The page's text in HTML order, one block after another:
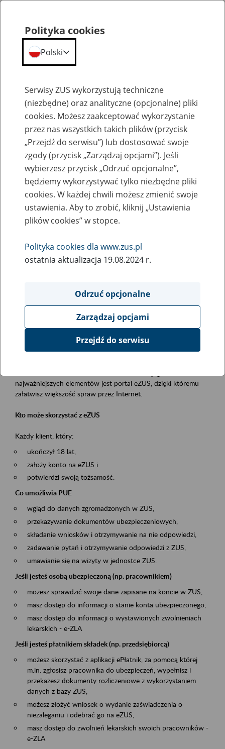
Szkolenia
Zaproś ZUS do siebie - zakładanie profili
eZUS w siedzibie Twojej firmy
Rodzaj wydarzenia
Szkolenia
Obszar merytoryczny
obsługa klientów
Opis wydarzenia
Platforma Usług Elektronicznych ZUS eZUS
najważniejszych elementów jest portal eZUS, dzięki któremu
załatwisz większość spraw przez Internet.
Kto może skorzystać z eZUS
Każdy klient, który:
ukończył 18 lat,
założy konto na eZUS i
potwierdzi swoją tożsamość.
Co umożliwia PUE
wgląd do danych zgromadzonych w ZUS,
przekazywanie dokumentów ubezpieczeniowych,
składanie wniosków i otrzymywanie na nie odpowiedzi,
zadawanie pytań i otrzymywanie odpowiedzi z ZUS,
umawianie się na wizyty w jednostce ZUS.
Jeśli jesteś osobą ubezpieczoną (np. pracownikiem)
możesz sprawdzić swoje dane zapisane na koncie w ZUS,
masz dostęp do informacji o stanie konta ubezpieczonego,
masz dostęp do informacji o wystawionych zwolnieniach
lekarskich - e-ZLA
Jeśli jesteś płatnikiem składek (np. przedsiębiorcą)
możesz skorzystać z aplikacji ePłatnik, za pomocą której
m.in. zgłosisz pracownika do ubezpieczeń, wypełnisz i
przekażesz dokumenty rozliczeniowe z wykorzystaniem
danych z bazy ZUS,
możesz złożyć wniosek o wydanie zaświadczenia o
niezaleganiu i odebrać go na eZUS,
masz dostęp do zwolnień lekarskich swoich pracowników -
e-ZLA
Polityka cookies
Polski
Serwisy ZUS wykorzystują techniczne
(niezbędne) oraz analityczne (opcjonalne) pliki
cookies. Możesz zaakceptować wykorzystanie
przez nas wszystkich takich plików (przycisk
„Przejdź do serwisu”) lub dostosować swoje
zgody (przycisk „Zarządzaj opcjami”). Jeśli
wybierzesz przycisk „Odrzuć opcjonalne”,
będziemy wykorzystywać tylko niezbędne pliki
cookies. W każdej chwili możesz zmienić swoje
ustawienia. Aby to zrobić, kliknij „Ustawienia
plików cookies” w stopce.
Polityka cookies dla www.zus.pl
ostatnia aktualizacja 19.08.2024 r.
Odrzuć opcjonalne
Zarządzaj opcjami
Przejdź do serwisu